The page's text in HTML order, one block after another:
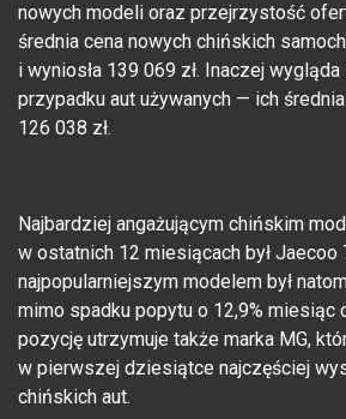
nowych modeli oraz przejrzystość
średnia cena nowych chińskich
i wyniosła 139 069 zł. Inaczej
przypadku aut używanych — ich
126 038 zł.
Najbardziej angażującym chińskim
w ostatnich 12 miesiącach był Jaecoo
najpopularniejszym modelem był
mimo spadku popytu o 12,9% miesiąc
pozycję utrzymuje także marka MG,
w pierwszej dziesiątce najczęściej
chińskich aut.